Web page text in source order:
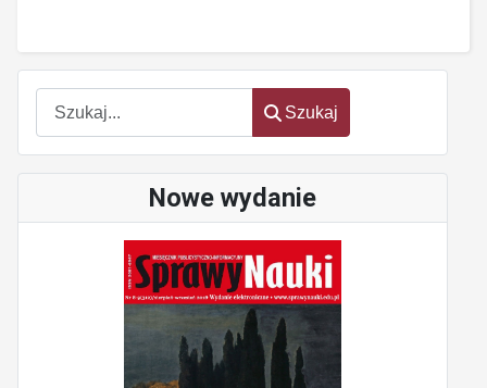
Szukaj
Szukaj
Nowe wydanie